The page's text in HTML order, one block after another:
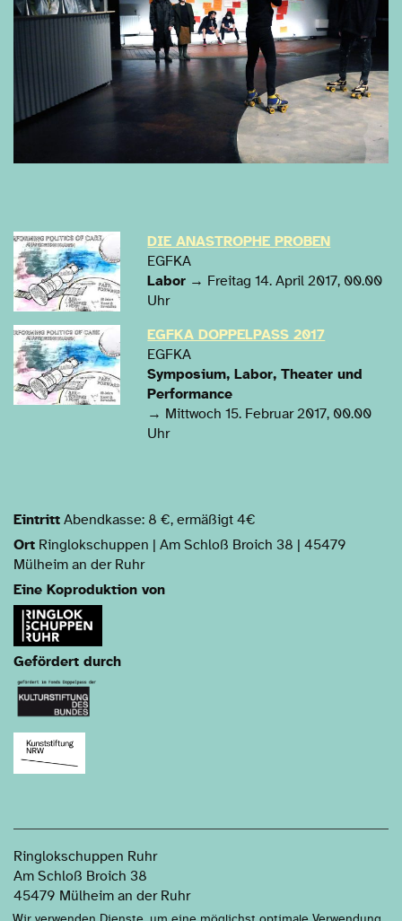
DIE ANASTROPHE PROBEN
EGFKA
Labor → Freitag 14. April 2017, 00.00
Uhr
EGFKA DOPPELPASS 2017
EGFKA
Symposium, Labor, Theater und
Performance
→ Mittwoch 15. Februar 2017, 00.00
Uhr
Eintritt Abendkasse: 8 €, ermäßigt 4€
Ort Ringlokschuppen | Am Schloß Broich 38 | 45479
Mülheim an der Ruhr
Eine Koproduktion von
Gefördert durch
Ringlokschuppen Ruhr
Am Schloß Broich 38
45479 Mülheim an der Ruhr
Anfahrt